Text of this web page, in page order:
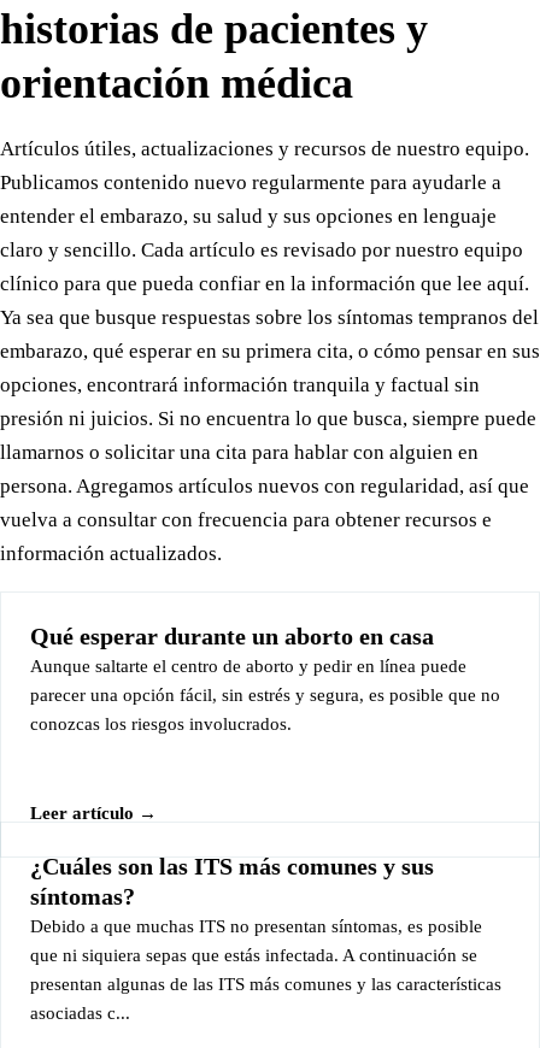
historias de pacientes y
orientación médica
Artículos útiles, actualizaciones y recursos de nuestro equipo.
Publicamos contenido nuevo regularmente para ayudarle a
entender el embarazo, su salud y sus opciones en lenguaje
claro y sencillo. Cada artículo es revisado por nuestro equipo
clínico para que pueda confiar en la información que lee aquí.
Ya sea que busque respuestas sobre los síntomas tempranos del
embarazo, qué esperar en su primera cita, o cómo pensar en sus
opciones, encontrará información tranquila y factual sin
presión ni juicios. Si no encuentra lo que busca, siempre puede
llamarnos o solicitar una cita para hablar con alguien en
persona. Agregamos artículos nuevos con regularidad, así que
vuelva a consultar con frecuencia para obtener recursos e
información actualizados.
Qué esperar durante un aborto en casa
Aunque saltarte el centro de aborto y pedir en línea puede
parecer una opción fácil, sin estrés y segura, es posible que no
conozcas los riesgos involucrados.
Leer artículo →
¿Cuáles son las ITS más comunes y sus
síntomas?
Debido a que muchas ITS no presentan síntomas, es posible
que ni siquiera sepas que estás infectada. A continuación se
presentan algunas de las ITS más comunes y las características
asociadas c...